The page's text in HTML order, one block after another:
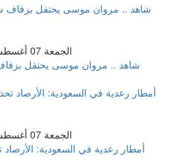
الجمعة 07 أغسطس 2026 09:43 مساءً
شاهد .. مروان موسى يحتفل
الجمعة 07 أغسطس 2026 03:22 مساءً